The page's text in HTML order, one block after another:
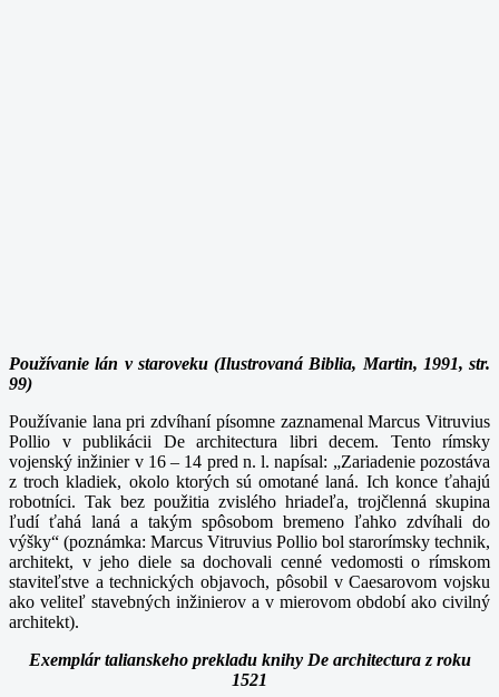
Používanie lán v staroveku (Ilustrovaná Biblia, Martin, 1991, str.
99)
Používanie lana pri zdvíhaní písomne zaznamenal Marcus Vitruvius
Pollio v publikácii De architectura libri decem. Tento rímsky
vojenský inžinier v 16 – 14 pred n. l. napísal: „Zariadenie pozostáva
z troch kladiek, okolo ktorých sú omotané laná. Ich konce ťahajú
robotníci. Tak bez použitia zvislého hriadeľa, trojčlenná skupina
ľudí ťahá laná a takým spôsobom bremeno ľahko zdvíhali do
výšky“ (poznámka: Marcus Vitruvius Pollio bol starorímsky technik,
architekt, v jeho diele sa dochovali cenné vedomosti o rímskom
staviteľstve a technických objavoch, pôsobil v Caesarovom vojsku
ako veliteľ stavebných inžinierov a v mierovom období ako civilný
architekt).
Exemplár talianskeho prekladu knihy De architectura z roku
1521